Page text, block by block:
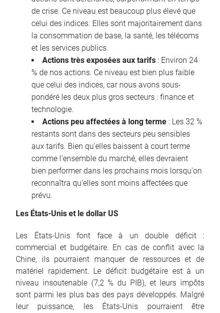
de crise. Ce niveau est beaucoup plus élevé que
celui des indices. Elles sont majoritairement dans
la consommation de base, la santé, les télécoms
et les services publics.
Actions très exposées aux tarifs : Environ 24
% de nos actions. Ce niveau est bien plus faible
que celui des indices, car nous avons sous-
pondéré les deux plus gros secteurs : finance et
technologie.
Actions peu affectées à long terme : Les 32 %
restants sont dans des secteurs peu sensibles
aux tarifs. Bien qu'elles baissent à court terme
comme l'ensemble du marché, elles devraient
bien performer dans les prochains mois lorsqu'on
reconnaîtra qu'elles sont moins affectées que
prévu.
Les États-Unis et le dollar US
Les États-Unis font face à un double déficit :
commercial et budgétaire. En cas de conflit avec la
Chine, ils pourraient manquer de ressources et de
matériel rapidement. Le déficit budgétaire est à un
niveau insoutenable (7,2 % du PIB), et leurs impôts
sont parmi les plus bas des pays développés. Malgré
leur puissance, les États-Unis pourraient être